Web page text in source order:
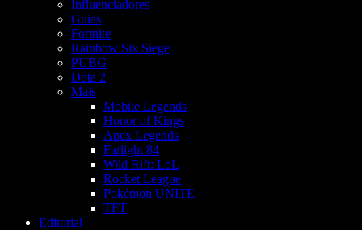
Influenciadores
Guias
Fortnite
Rainbow Six Siege
PUBG
Dota 2
Mais
Mobile Legends
Honor of Kings
Apex Legends
Farlight 84
Wild Rift: LoL
Rocket League
Pokémon UNITE
TFT
Editorial